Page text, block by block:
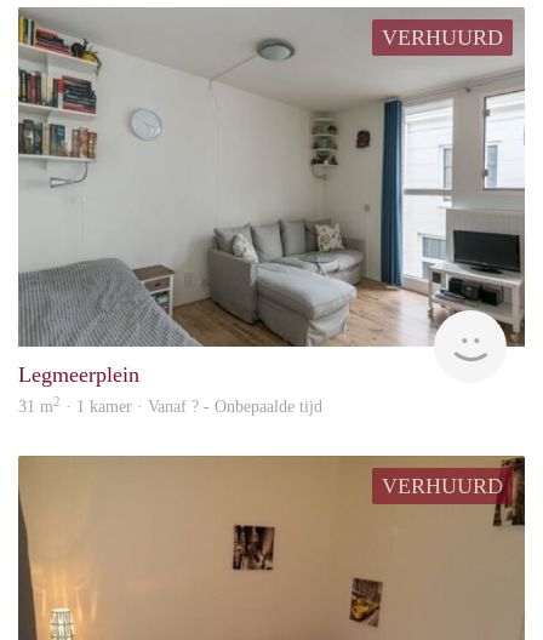
VERHUURD
Legmeerplein
31 m2 · 1 kamer · Vanaf ? - Onbepaalde tijd
VERHUURD